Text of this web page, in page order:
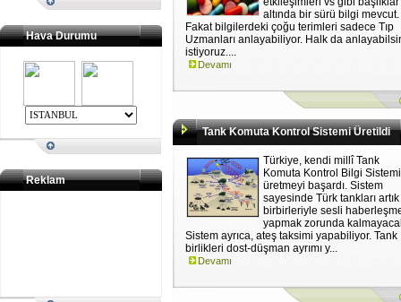
Hava Durumu
Reklam
altında bir sürü bilgi mevcut.
Fakat bilgilerdeki çoğu terimleri sadece Tıp
Uzmanları anlayabiliyor. Halk da
istiyoruz....
Devamı
Tank Komuta Kontrol Sistemi Üretildi
Türkiye, kendi millî Tank
Komuta Kontrol Bilgi
üretmeyi başardı. Sistem
sayesinde Türk tankları artık
birbirleriyle sesli
yapmak zorunda
Sistem ayrıca, ateş taksimi yapabiliyor. Tank
birlikleri dost-düşman ayrımı y...
Devamı